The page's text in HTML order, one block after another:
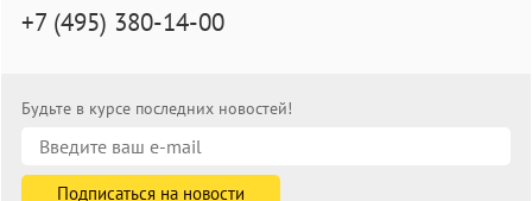
+7 (495) 380-14-00
Будьте в курсе последних новостей!